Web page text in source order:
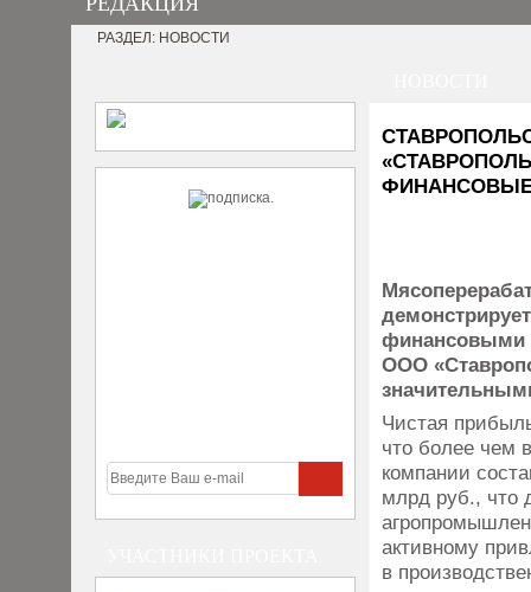
РАЗДЕЛ: НОВОСТИ
ФИНАНСОВЫЕ
финансовыми
ООО
Чистая
что более чем
компании
млрд руб., что
активному
в